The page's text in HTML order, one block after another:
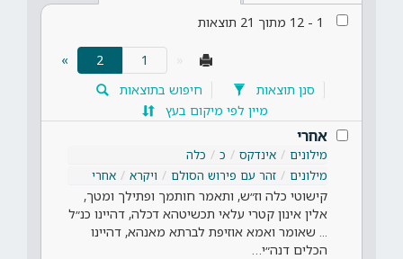
1
-
12 מתוך 21 תוצאות
2
»
סנן תוצאות
חיפוש בתוצאות
מיין לפי מיקום בעץ
אחרי
מילונים אינדקס כ
כלה
מילונים
זהר עם פירוש הסולם ויקרא אחרי
קישוטי כלה וז״ש, ותאמר חותמך ופתילך ומטך,
אלין אינון קטרי עלאי תכשיטהא דכלה, דהיינו כנ״ל
... שאומר ואמא אוזיפת לברתא מאנהא, דהיינו
הכלים דנה״י…